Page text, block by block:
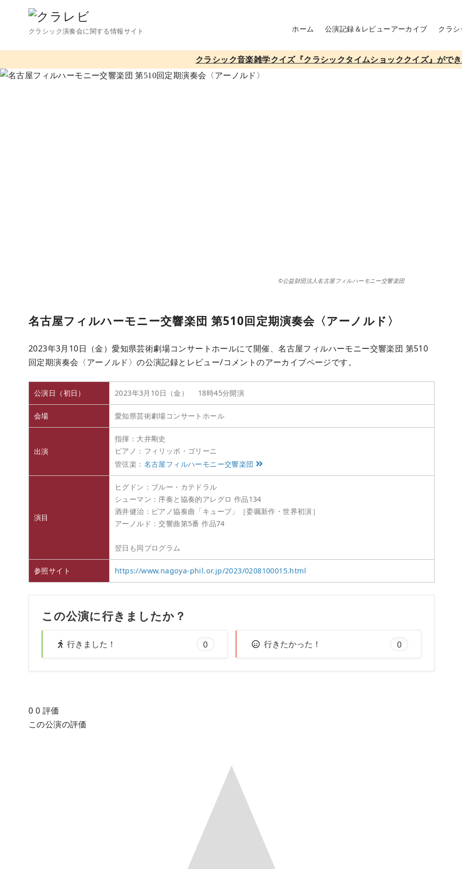
へ
クラシック演奏会に関する情報サイト ホーム 公演記録＆レビューアーカイブ クラ
クラシック音楽雑学クイズ『クラシックタイムショッククイズ』がで
©公益財団法人名古屋フィルハーモニー交響楽団
名古屋フィルハーモニー交響楽団 第510回定期演奏会〈アーノルド〉
2023年3月10日（金）愛知県芸術劇場コンサートホールにて開催、名古屋フィルハーモニー交響楽団 第510
回定期演奏会〈アーノルド〉の公演記録とレビュー/コメントのアーカイブページです。
公演日（初日） 2023年3月10日（金） 18時45分開演
会場 愛知県芸術劇場コンサートホール
出演
指揮：大井剛史
ピアノ：フィリッポ・ゴリーニ
管弦楽： 名古屋フィルハーモニー交響楽団
演目
ヒグドン：ブルー・カテドラル
シューマン：序奏と協奏的アレグロ 作品134
酒井健治：ピアノ協奏曲「キューブ」［委嘱新作・世界初演］
アーノルド：交響曲第5番 作品74
翌日も同プログラム
参照サイト https://www.nagoya-phil.or.jp/2023/0208100015.html
この公演に行きましたか？
行きました！ 0 行きたかった！ 0
0 0 評価
この公演の評価